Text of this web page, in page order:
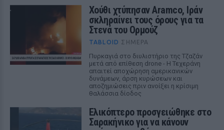
Χούθι χτύπησαν Aramco, Ιράν
σκληραίνει τους όρους για τα
Στενά του Ορμούζ
TABLOID ΣΉΜΕΡΑ
Πυρκαγιά στο διυλιστήριο της Τζαζάν
μετά από επίθεση drone - Η Τεχεράνη
απαιτεί αποχώρηση αμερικανικών
δυνάμεων, άρση κυρώσεων και
αποζημιώσεις πριν ανοίξει η κρίσιμη
θαλάσσια δίοδος
Ελικόπτερο προσγειώθηκε στο
Σαρακήνικο για να κάνουν